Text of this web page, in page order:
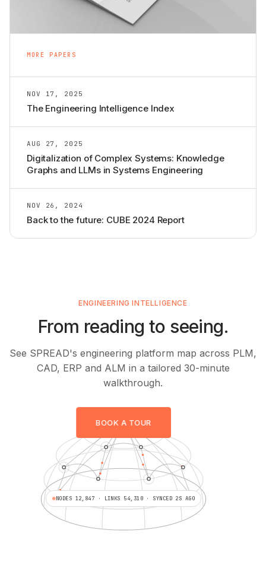
MORE PAPERS
NOV 17, 2025
The Engineering Intelligence Index
AUG 27, 2025
Digitalization of Complex Systems: Knowledge
Graphs and LLMs in Systems Engineering
NOV 26, 2024
Back to the future: CUBE 2024 Report
ENGINEERING INTELLIGENCE
From reading to seeing.
See SPREAD's engineering platform map across PLM,
CAD, ERP and ALM in a tailored 30-minute
walkthrough.
NODES 12,847 · LINKS 54,310 · SYNCED 2S AGO
BOOK A TOUR